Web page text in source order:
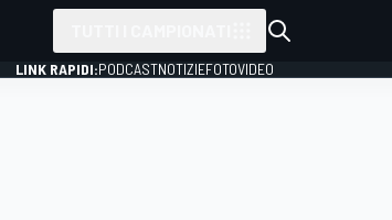
LINK RAPIDI:PODCASTNOTIZIEFOTOVIDEO